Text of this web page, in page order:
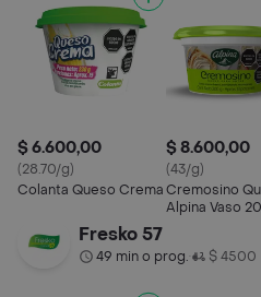
$ 6.600,00
(28.70/g)
Colanta Queso Crema
$ 8.600,00
(43/g)
Cremosino
Alpina Vaso
Fresko 57
49 min o prog.• $ 4500